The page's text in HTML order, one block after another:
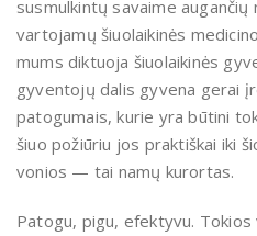
susmulkintų savaime
vartojamų šiuolaikinės
mums diktuoja šiuolaikinės
gyventojų dalis gyvena gerai
patogumais, kurie yra būtini
šiuo požiūriu jos praktiškai iki
vonios — tai namų kurortas.
Patogu, pigu, efektyvu.